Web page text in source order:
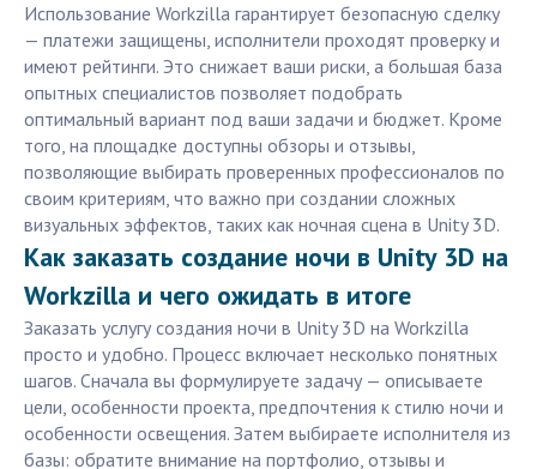
Использование Workzilla гарантирует безопасную сделку
— платежи защищены, исполнители проходят проверку и
имеют рейтинги. Это снижает ваши риски, а большая база
опытных специалистов позволяет подобрать
оптимальный вариант под ваши задачи и бюджет. Кроме
того, на площадке доступны обзоры и отзывы,
позволяющие выбирать проверенных профессионалов по
своим критериям, что важно при создании сложных
визуальных эффектов, таких как ночная сцена в Unity 3D.
Как заказать создание ночи в Unity 3D на
Workzilla и чего ожидать в итоге
Заказать услугу создания ночи в Unity 3D на Workzilla
просто и удобно. Процесс включает несколько понятных
шагов. Сначала вы формулируете задачу — описываете
цели, особенности проекта, предпочтения к стилю ночи и
особенности освещения. Затем выбираете исполнителя из
базы: обратите внимание на портфолио, отзывы и